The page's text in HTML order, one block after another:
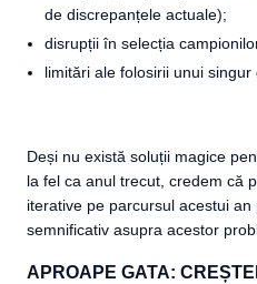
de discrepanțele actuale);
disrupții în selecția
limitări ale folosirii unui
Deși nu există soluții magice
la fel ca anul trecut, credem că
iterative pe parcursul acestui
semnificativ asupra acestor
APROAPE GATA: